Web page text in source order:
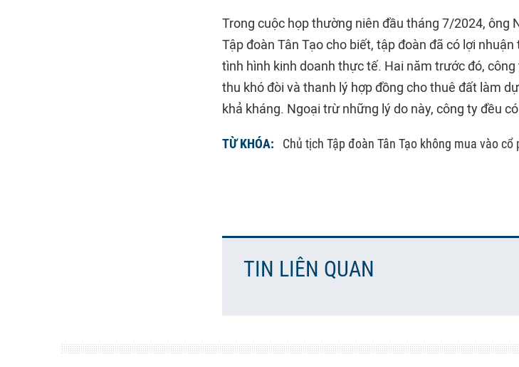
Trong cuộc họp thường niên đầu tháng 7/2024, ông
Tập đoàn Tân Tạo cho biết, tập đoàn đã có lợi
tình hình kinh doanh thực tế. Hai năm trước đó,
thu khó đòi và thanh lý hợp đồng cho thuê đất làm
khả kháng. Ngoại trừ những lý do này, công ty đều
TỪ KHÓA: Chủ tịch Tập đoàn Tân Tạo không mua vào cổ
TIN LIÊN QUAN